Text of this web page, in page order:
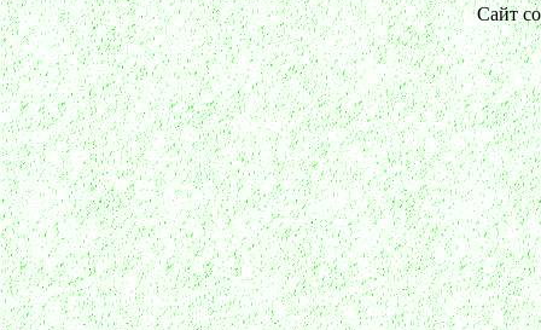
Сайт